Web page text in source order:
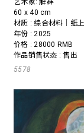
艺术家:解群
60 x 40 cm
材质 : 综合材料｜纸
年份 : 2025
价格 : 28000 RMB
作品销售状态 : 售出
5578